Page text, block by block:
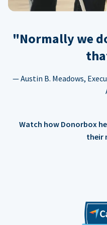
"Normally we
— Austin B. Meadows,
Watch how Donorbox
their